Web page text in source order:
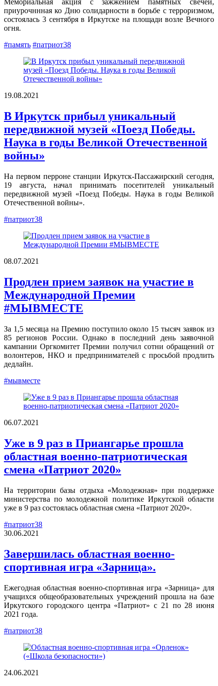
Мемориальная акция с зажжением памятных свечей,
приурочннная ко Дню солидарности в борьбе с терроризмом,
состоялась 3 сентября в Иркутске на площади возле Вечного
огня.
#память #патриот38
19.08.2021
В Иркутск прибыл уникальный
передвижной музей «Поезд Победы.
Наука в годы Великой Отечественной
войны»
На первом перроне станции Иркутск-Пассажирский сегодня,
19 августа, начал принимать посетителей уникальный
передвижной музей «Поезд Победы. Наука в годы Великой
Отечественной войны».
#патриот38
08.07.2021
Продлен прием заявок на участие в
Международной Премии
#МЫВМЕСТЕ
За 1,5 месяца на Премию поступило около 15 тысяч заявок из
85 регионов России. Однако в последний день заявочной
кампании Оргкомитет Премии получил сотни обращений от
волонтеров, НКО и предпринимателей с просьбой продлить
дедлайн.
#мывместе
06.07.2021
Уже в 9 раз в Приангарье прошла
областная военно-патриотическая
смена «Патриот 2020»
На территории базы отдыха «Молодежная» при поддержке
министерства по молодежной политике Иркутской области
уже в 9 раз состоялась областная смена «Патриот 2020».
#патриот38
30.06.2021
Завершилась областная военно-
спортивная игра «Зарница».
Ежегодная областная военно-спортивная игра «Зарница» для
учащихся общеобразовательных учреждений прошла на базе
Иркутского городского центра «Патриот» с 21 по 28 июня
2021 года.
#патриот38
24.06.2021